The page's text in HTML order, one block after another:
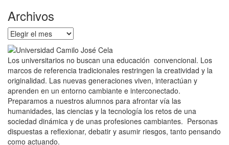
Archivos
Archivos
Los universitarios no buscan una educación convencional. Los
marcos de referencia tradicionales restringen la creatividad y la
originalidad. Las nuevas generaciones viven, interactúan y
aprenden en un entorno cambiante e interconectado.
Preparamos a nuestros alumnos para afrontar vía las
humanidades, las ciencias y la tecnología los retos de una
sociedad dinámica y de unas profesiones cambiantes. Personas
dispuestas a reflexionar, debatir y asumir riesgos, tanto pensando
como actuando.